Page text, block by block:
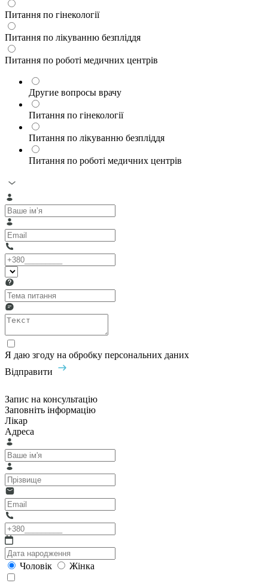
Питання по гінекології
Питання по лікуванню безпліддя
Питання по роботі медичних центрів
Другие вопросы врачу
Питання по гінекології
Питання по лікуванню безпліддя
Питання по роботі медичних центрів
Я даю згоду на обробку персональних даних
Відправити
Запис на консультацію
Заповніть інформацію
Лікар
Адреса
Чоловік Жінка